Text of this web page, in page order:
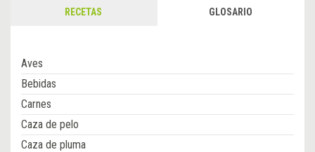
RECETAS GLOSARIO
Aves
Bebidas
Carnes
Caza de pelo
Caza de pluma